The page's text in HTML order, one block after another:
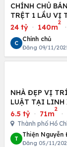
CHÍNH CHỦ
TRỆT 1 LẦU VỊ
24 tỷ · 140m
2
·
C
Chính chủ
Đăng 09/11/
NHÀ ĐẸP VỊ
LUẬT TẠI LINH
RỘNG RẢI
6.5 tỷ · 71m
2
·
Thành phố Hồ
T
Thiện Nguyễn
Đăng 05/11/